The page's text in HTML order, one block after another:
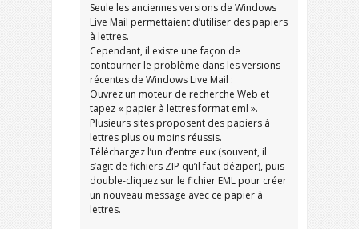
Seule les anciennes versions de Windows
Live Mail permettaient d’utiliser des papiers
à lettres.
Cependant, il existe une façon de
contourner le problème dans les versions
récentes de Windows Live Mail :
Ouvrez un moteur de recherche Web et
tapez « papier à lettres format eml ».
Plusieurs sites proposent des papiers à
lettres plus ou moins réussis.
Téléchargez l’un d’entre eux (souvent, il
s’agit de fichiers ZIP qu’il faut déziper), puis
double-cliquez sur le fichier EML pour créer
un nouveau message avec ce papier à
lettres.